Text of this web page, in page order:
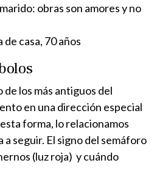
obras son amores y no
casa, 70 años
de los más antiguos del
en una dirección especial
forma, lo relacionamos
a seguir. El signo del semáforo
(luz roja) y cuándo